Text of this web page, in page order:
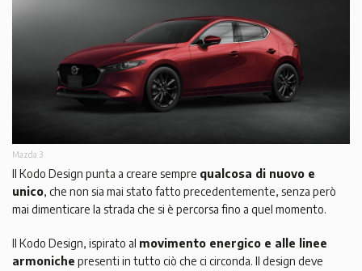
Mazda 3
Il Kodo Design punta a creare sempre qualcosa di nuovo e
unico, che non sia mai stato fatto precedentemente, senza però
mai dimenticare la strada che si è percorsa fino a quel momento.
Il Kodo Design, ispirato al movimento energico e alle linee
armoniche presenti in tutto ciò che ci circonda. Il design deve